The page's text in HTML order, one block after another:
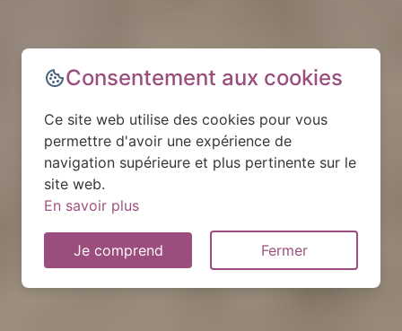
Consentement aux cookies
Ce site web utilise des cookies pour vous
permettre d'avoir une expérience de
navigation supérieure et plus pertinente sur le
site web.
En savoir plus
Je comprend Fermer